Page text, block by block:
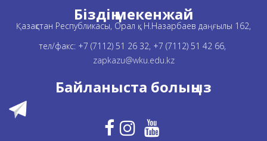
Біздің мекенжай
Қазақстан Республикасы, Орал қ., Н.Назарбаев даңғылы 162,
тел/факс: +7 (7112) 51 26 32, +7 (7112) 51 42 66,
zapkazu@wku.edu.kz
Байланыста болыңыз